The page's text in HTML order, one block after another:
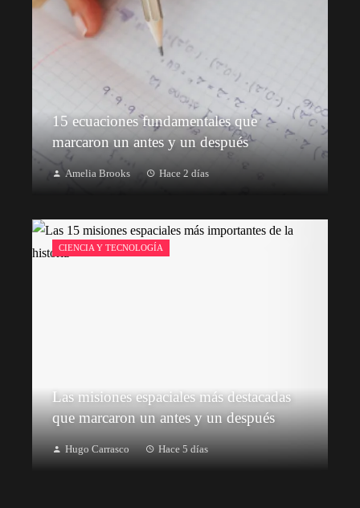
15 ecuaciones fundamentales que
marcaron un antes y un después
Amelia Brooks Hace 2 días
CIENCIA Y TECNOLOGÍA
Las misiones espaciales más destacadas
que marcaron un antes y un después
Hugo Carrasco Hace 5 días